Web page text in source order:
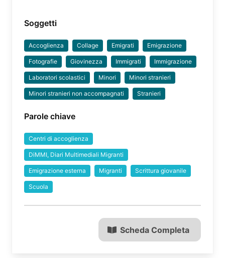
Soggetti
Accoglienza Collage Emigrati Emigrazione
Fotografie Giovinezza Immigrati Immigrazione
Laboratori scolastici Minori Minori stranieri
Minori stranieri non accompagnati Stranieri
Parole chiave
Centri di accoglienza
DiMMI, Diari Multimediali Migranti
Emigrazione esterna Migranti Scrittura giovanile
Scuola
Scheda Completa